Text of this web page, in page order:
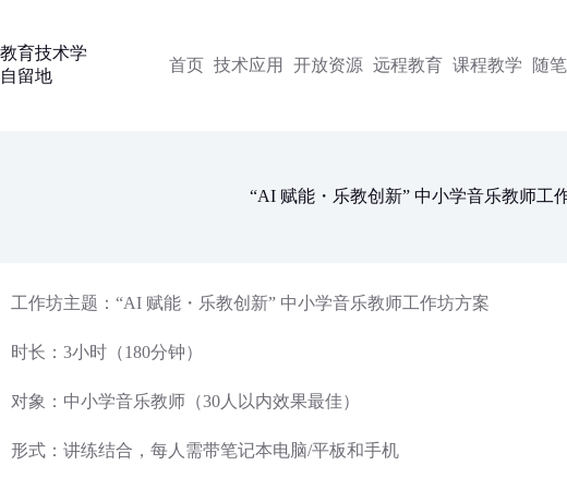
内
容
教育技术学
自留地
首页 技术应用 开放资源 远程教育 课程教学 随
“AI 赋能・乐教创新” 中小学音乐教师工
工作坊主题：“AI 赋能・乐教创新” 中小学音乐教师工作坊方案
时长：3小时（180分钟）
对象：中小学音乐教师（30人以内效果最佳）
形式：讲练结合，每人需带笔记本电脑/平板和手机